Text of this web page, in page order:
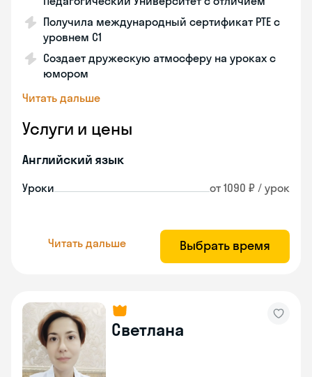
Получила международный сертификат PTE с
уровнем C1
Создает дружескую атмосферу на уроках с
юмором
Читать дальше
Услуги и цены
Английский язык
Уроки от 1090 ₽ / урок
Читать дальше Выбрать время
Светлана